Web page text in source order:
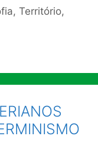
, Território,